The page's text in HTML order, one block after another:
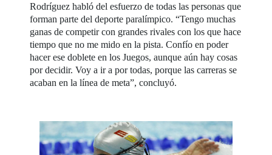
Rodríguez habló del esfuerzo de todas las personas que
forman parte del deporte paralímpico. “Tengo muchas
ganas de competir con grandes rivales con los que hace
tiempo que no me mido en la pista. Confío en poder
hacer ese doblete en los Juegos, aunque aún hay cosas
por decidir. Voy a ir a por todas, porque las carreras se
acaban en la línea de meta”, concluyó.